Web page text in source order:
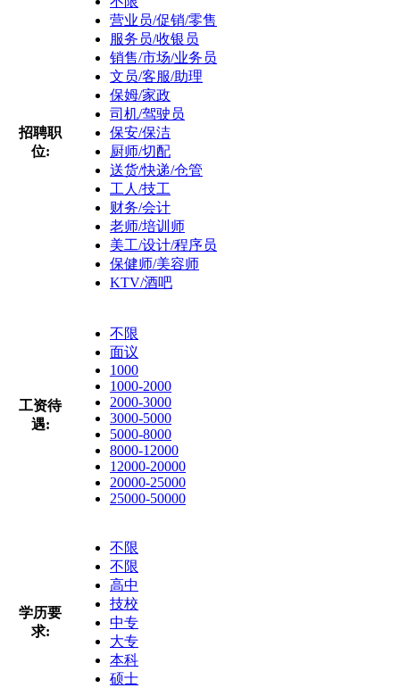
招聘职
位:
营业员/促销/零售
服务员/收银员
销售/市场/业务员
文员/客服/助理
保姆/家政
司机/驾驶员
保安/保洁
厨师/切配
送货/快递/仓管
工人/技工
财务/会计
老师/培训师
美工/设计/程序员
保健师/美容师
KTV/酒吧
工资待
遇:
不限
面议
1000
1000-2000
2000-3000
3000-5000
5000-8000
8000-12000
12000-20000
20000-25000
25000-50000
学历要
求:
不限
不限
高中
技校
中专
大专
本科
硕士